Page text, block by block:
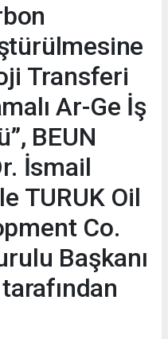
Transferi
Ar-Ge İş
BEUN
İsmail
TURUK Oil
Co.
Başkanı